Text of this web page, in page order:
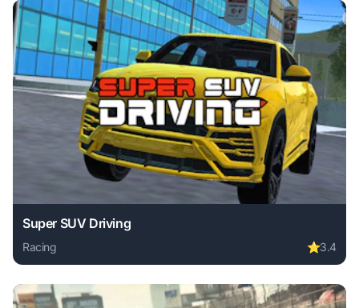
Super SUV Driving
Racing ⭐3.4
Play Super SUV Driving online free. racing game, no